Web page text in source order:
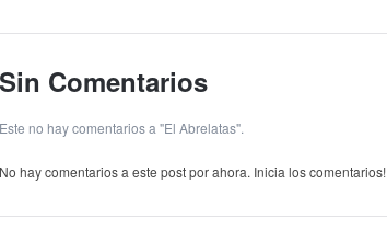
Sin Comentarios
Este no hay comentarios a "El Abrelatas".
No hay comentarios a este post por ahora. Inicia los comentarios!